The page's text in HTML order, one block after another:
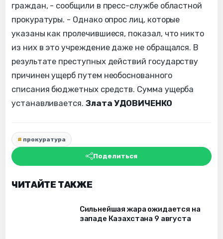
граждан, - сообщили в пресс-службе областной
прокуратуры. - Однако опрос лиц, которые
указаны как пролечившиеся, показал, что никто
из них в это учреждение даже не обращался. В
результате преступных действий государству
причинен ущерб путем необоснованного
списания бюджетных средств. Сумма ущерба
устанавливается. Злата УДОВИЧЕНКО
прокуратура
Поделиться
ЧИТАЙТЕ ТАКЖЕ
Сильнейшая жара ожидается на
западе Казахстана 9 августа